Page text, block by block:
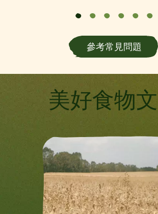
參考常見問題
美好食物